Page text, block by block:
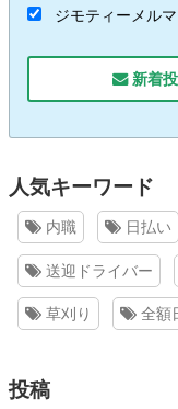
ジモティーメル
新着投
人気キーワード
内職 日払い
送迎ドライバー
草刈り 全額
投稿